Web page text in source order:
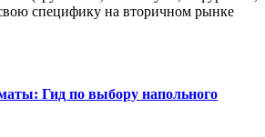
специфику на вторичном рынке
Гид по выбору напольного